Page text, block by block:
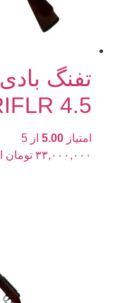
4.5 DIANA 35 AIR RIFLR
امتیاز 5.00 از 5
۳۳,۰۰۰,۰۰۰ تومان